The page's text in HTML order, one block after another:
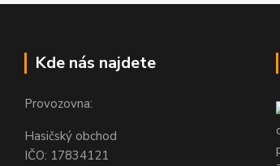
Kde nás najdete
Provozovna:
Hasičský obchod
IČO: 17834121